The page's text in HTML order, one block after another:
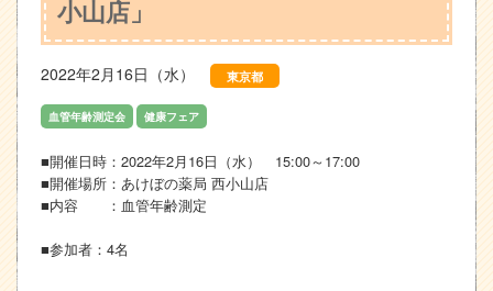
小山店」
2022年2月16日（水） 東京都
血管年齢測定会 健康フェア
■開催日時：2022年2月16日（水） 15:00～17:00
■開催場所：あけぼの薬局 西小山店
■内容 ：血管年齢測定
■参加者：4名